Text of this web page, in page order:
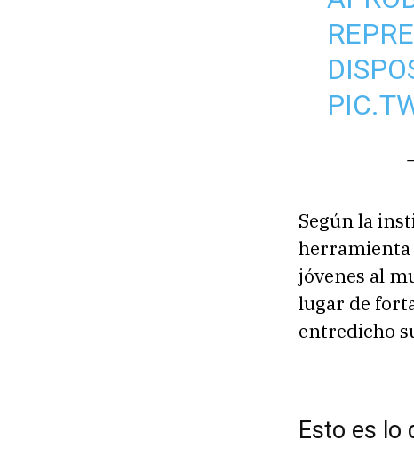
Según la
herramienta
jóvenes al
lugar de
entredicho
Esto es lo